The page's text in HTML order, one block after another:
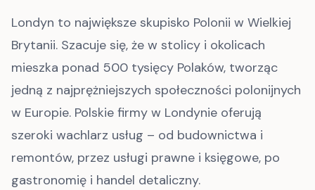
Londyn to największe skupisko Polonii w Wielkiej
Brytanii. Szacuje się, że w stolicy i okolicach
mieszka ponad 500 tysięcy Polaków, tworząc
jedną z najprężniejszych społeczności polonijnych
w Europie. Polskie firmy w Londynie oferują
szeroki wachlarz usług – od budownictwa i
remontów, przez usługi prawne i księgowe, po
gastronomię i handel detaliczny.